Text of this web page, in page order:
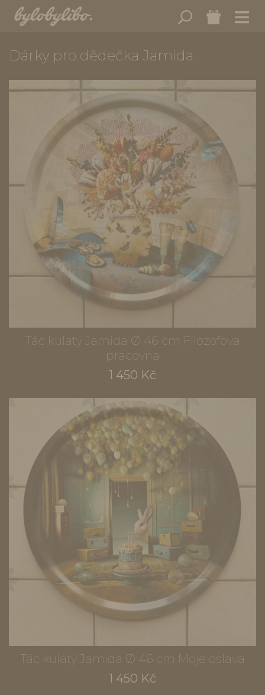
Dárky pro dědečka Jamida
Tác kulatý Jamida Ø 46 cm Filozofova
pracovna
1 450 Kč
Tác kulatý Jamida Ø 46 cm Moje oslava
1 450 Kč